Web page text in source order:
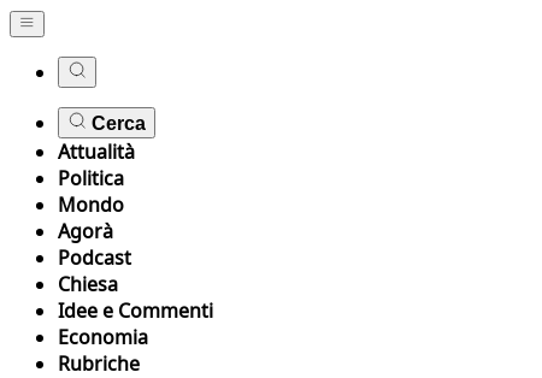
Cerca
Attualità
Politica
Mondo
Agorà
Podcast
Chiesa
Idee e Commenti
Economia
Rubriche